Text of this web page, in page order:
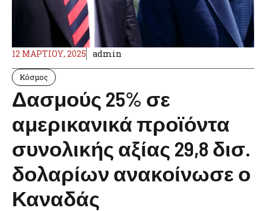
12 ΜΑΡΤΊΟΥ, 2025 admin
Κόσμος
Δασμούς 25% σε
αμερικανικά προϊόντα
συνολικής αξίας 29,8 δισ.
δολαρίων ανακοίνωσε ο
Καναδάς